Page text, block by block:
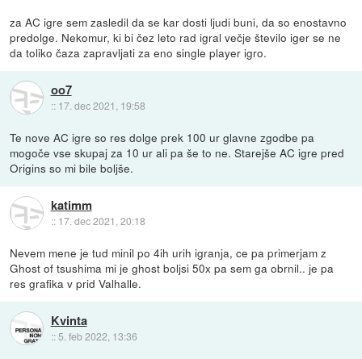
za AC igre sem zasledil da se kar dosti ljudi buni, da so enostavno
predolge. Nekomur, ki bi čez leto rad igral večje število iger se ne
da toliko čaza zapravljati za eno single player igro.
oo7
:: 17. dec 2021, 19:58
Te nove AC igre so res dolge prek 100 ur glavne zgodbe pa
mogoče vse skupaj za 10 ur ali pa še to ne. Starejše AC igre pred
Origins so mi bile boljše.
katimm
:: 17. dec 2021, 20:18
Nevem mene je tud minil po 4ih urih igranja, ce pa primerjam z
Ghost of tsushima mi je ghost boljsi 50x pa sem ga obrnil.. je pa
res grafika v prid Valhalle.
Kvinta
:: 5. feb 2022, 13:36